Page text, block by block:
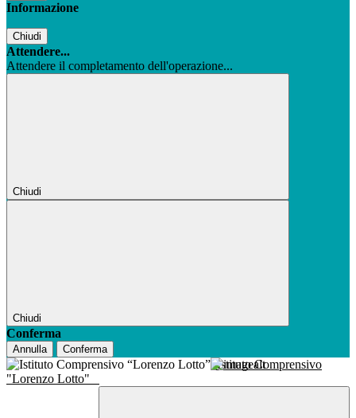
Informazione
Chiudi
Attendere...
Attendere il completamento dell'operazione...
Chiudi
Chiudi
Conferma
Annulla Conferma
Istituto Comprensivo
"Lorenzo Lotto"